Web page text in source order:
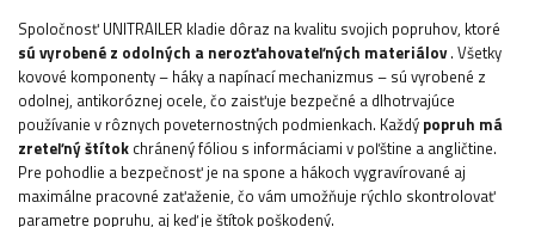
Spoločnosť UNITRAILER kladie dôraz na kvalitu svojich popruhov, ktoré
sú vyrobené z odolných a nerozťahovateľných materiálov. Všetky
kovové komponenty – háky a napínací mechanizmus – sú vyrobené z
odolnej, antikoróznej ocele, čo zaisťuje bezpečné a dlhotrvajúce
používanie v rôznych poveternostných podmienkach. Každý popruh má
zreteľný štítok chránený fóliou s informáciami v poľštine a angličtine.
Pre pohodlie a bezpečnosť je na spone a hákoch vygravírované aj
maximálne pracovné zaťaženie, čo vám umožňuje rýchlo skontrolovať
parametre popruhu, aj keď je štítok poškodený.